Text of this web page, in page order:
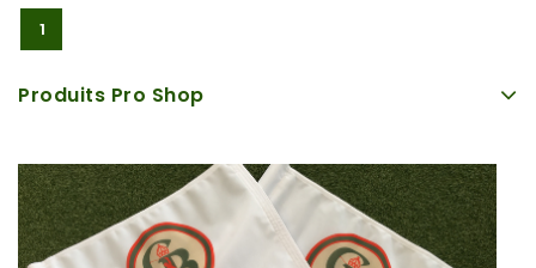
1
Produits Pro Shop